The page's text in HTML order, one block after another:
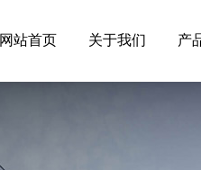
网站首页 关于我们 产